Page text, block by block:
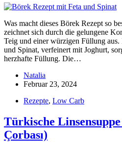
Was macht dieses Börek Rezept so
zeichnet sich durch die gelungene
Teig und einer würzigen Füllung
und Spinat, verfeinert mit Joghurt,
herzhafte Füllung. Die…
Natalia
Februar 23, 2024
Rezepte, Low Carb
Türkische
Çorbası)